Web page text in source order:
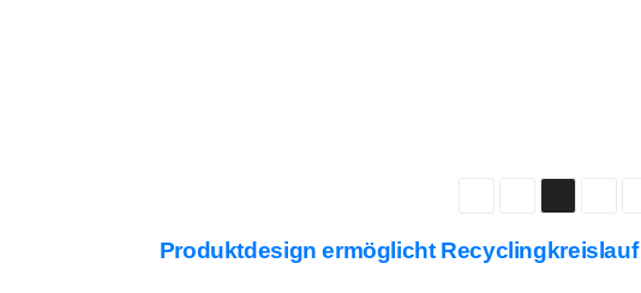
Produktdesign ermöglicht Recyclingkreislauf